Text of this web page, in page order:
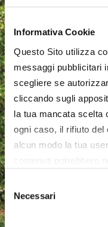
Informativa Cookie
Questo Sito utilizza
messaggi pubblicitari
scegliere se
cliccando sugli
la tua mancata scelta
ogni caso, il rifiuto del
alcun modo la tua
all’utilizzo di tutti, o
Selezione
del
consenso
Necessari